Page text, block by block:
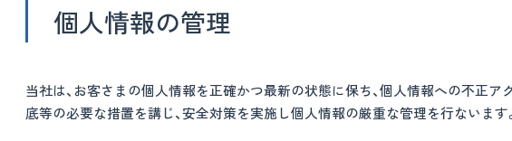
個人情報の管理
当社は、お客さまの個人情報を正確かつ最新の状態に保ち、個人情報への不正ア
底等の必要な措置を講じ、安全対策を実施し個人情報の厳重な管理を行ないます